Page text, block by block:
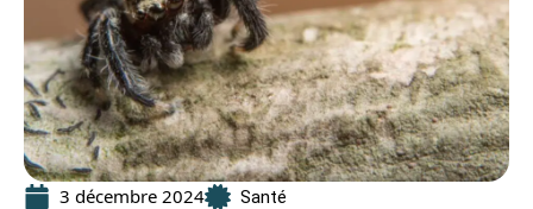
3 décembre 2024 Santé